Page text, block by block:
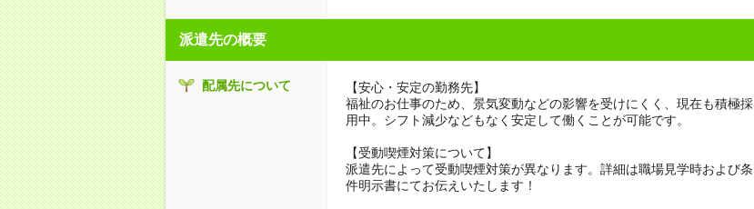
派遣先の概要
配属先について
【安心・安定の勤務先】
福祉のお仕事のため、景気変動などの影響を受けにくく、現在も積極採
用中。シフト減少などもなく安定して働くことが可能です。
【受動喫煙対策について】
派遣先によって受動喫煙対策が異なります。詳細は職場見学時および条
件明示書にてお伝えいたします！